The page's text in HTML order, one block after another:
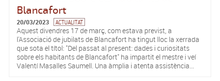
Blancafort
20/03/2023 ACTUALITAT
Aquest divendres 17 de març, com estava previst, a
l'Associació de jubilats de Blancafort ha tingut lloc la xerrada
que sota el títol: "Del passat al present: dades i curiositats
sobre els habitants de Blancafort" ha impartit el mestre i veí
Valentí Masalles Saumell. Una àmplia i atenta assistència...